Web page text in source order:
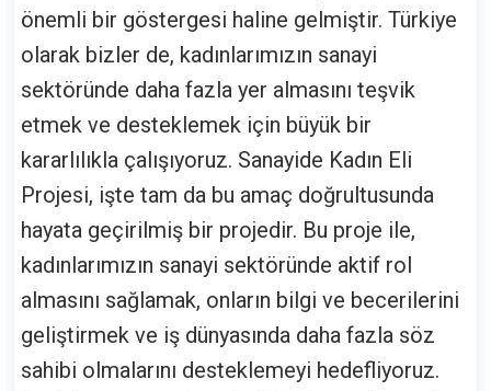
önemli bir göstergesi haline gelmiştir. Türkiye
olarak bizler de, kadınlarımızın sanayi
sektöründe daha fazla yer almasını teşvik
etmek ve desteklemek için büyük bir
kararlılıkla çalışıyoruz. Sanayide Kadın Eli
Projesi, işte tam da bu amaç doğrultusunda
hayata geçirilmiş bir projedir. Bu proje ile,
kadınlarımızın sanayi sektöründe aktif rol
almasını sağlamak, onların bilgi ve becerilerini
geliştirmek ve iş dünyasında daha fazla söz
sahibi olmalarını desteklemeyi hedefliyoruz.